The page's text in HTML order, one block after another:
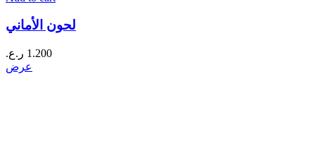
لحون الأماني
1.200 ر.ع.
عرض